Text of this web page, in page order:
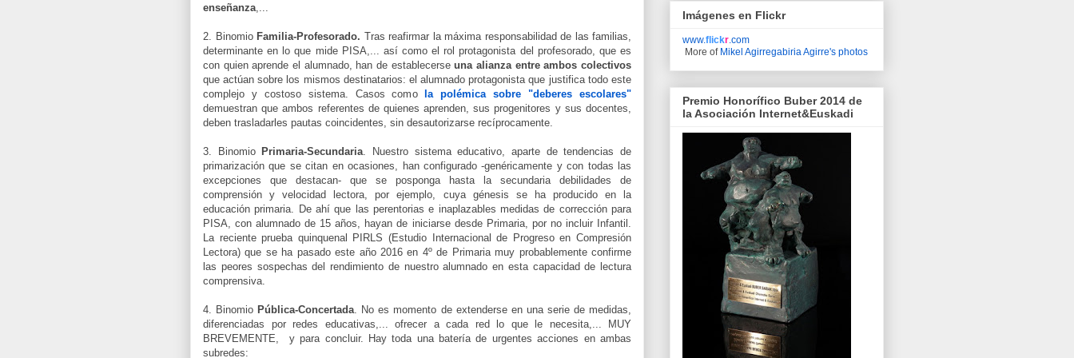
enseñanza
2. Binomio Familia-Profesorado. Tras reafirmar la máxima responsabilidad de las familias,
determinante en lo que mide PISA,... así como el rol protagonista del profesorado, que es
con quien aprende el alumnado, han de establecerseuna alianza entre ambos colectivos
que actúan sobre los mismos destinatarios: el alumnado protagonista que justifica todo este
complejo y costoso sistema. Casos como
la polémica sobre "deberes escolares"
demuestran que ambos referentes de quienes aprenden, sus progenitores y sus docentes,
deben trasladarles pautas coincidentes, sin desautorizarse recíprocamente.
3. Binomio Primaria-Secundaria . Nuestro sistema educativo, aparte de tendencias de
primarización que se citan en ocasiones, han configurado -genéricamente y con todas las
excepciones que destacan- que se posponga hasta la secundaria debilidades de
comprensión y velocidad lectora, por ejemplo, cuya génesis se ha producido en la
educación primaria. De ahí que las perentorias e inaplazables medidas de corrección para
PISA, con alumnado de 15 años, hayan de iniciarse desde Primaria, por no incluir Infantil.
La reciente prueba quinquenal PIRLS (Estudio Internacional de Progreso en Compresión
Lectora) que se ha pasado este año 2016 en 4º de Primaria muy probablemente confirme
las peores sospechas del rendimiento de nuestro alumnado en esta capacidad de lectura
comprensiva.
4. Binomio Pública-Concertada . No es momento de extenderse en una serie de medidas,
diferenciadas por redes educativas,... ofrecer a cada red lo que le necesita,... MUY
BREVEMENTE, y para concluir. Hay toda una batería de urgentes acciones en ambas
subredes:
Imágenes en Flickr
www.flickr .com
More of Mikel Agirregabiria Agirre's photos
Premio Honorífico Buber 2014 de
la Asociación Internet&Euskadi